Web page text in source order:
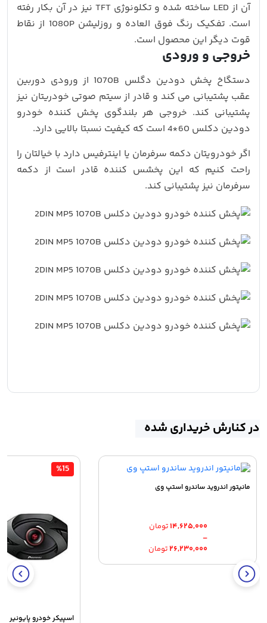
آن از LED ساخته شده و تکلونوژی TFT نیز در آن بکار رفته
است. تفکیک رنگ فوق العاده و روزلیشن 1080P از نقاط
قوت دیگر این محصول است.
خروجی و ورودی
دستگاخ پخش دودین دگلس 1070B از ورودی دوربین
عقب پشتیبانی می کند و قادر از سیتم صوتی خودریتان نیز
پشتیبانی کند. خروجی هر بلندگوی پخش کننده خودرو
دودین دکلس 60*4 است که کیفیت نسبتا بالایی دارد.
اگر خودرویتان دکمه سرفرمان یا اینترفیس دارد با خیالتان را
راحت کنیم که این پخشس کننده قادر است از دکمه
سرفرمان نیز پشتیبانی کند.
در کنارش خریداری شده
مانیتور اندروید ساندرو استپ وی
۲۶,۲۳۰,۰۰۰تومان
–
۱۴,۶۲۵,۰۰۰تومان
Price
range:
۱۴,۶۲۵,۰۰۰ تومان
%15